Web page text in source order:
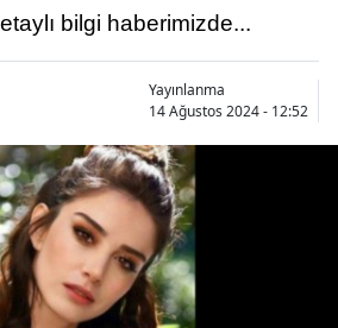
bilgi haberimizde...
Yayınlanma
14 Ağustos 2024 - 12:52